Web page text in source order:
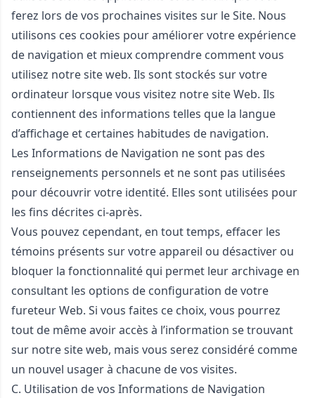
ferez lors de vos prochaines visites sur le Site. Nous
utilisons ces cookies pour améliorer votre expérience
de navigation et mieux comprendre comment vous
utilisez notre site web. Ils sont stockés sur votre
ordinateur lorsque vous visitez notre site Web. Ils
contiennent des informations telles que la langue
d’affichage et certaines habitudes de navigation.
Les Informations de Navigation ne sont pas des
renseignements personnels et ne sont pas utilisées
pour découvrir votre identité. Elles sont utilisées pour
les fins décrites ci-après.
Vous pouvez cependant, en tout temps, effacer les
témoins présents sur votre appareil ou désactiver ou
bloquer la fonctionnalité qui permet leur archivage en
consultant les options de configuration de votre
fureteur Web. Si vous faites ce choix, vous pourrez
tout de même avoir accès à l’information se trouvant
sur notre site web, mais vous serez considéré comme
un nouvel usager à chacune de vos visites.
C. Utilisation de vos Informations de Navigation